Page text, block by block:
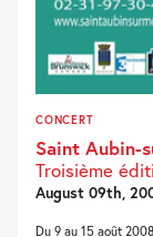
CONCERT
Saint Aubin-
Troisième
August 09th,
Du 9 au 15 août